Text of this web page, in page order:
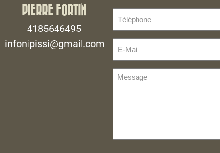
PIERRE FORTIN
4185646495
infonipissi@gmail.com
(Nécessaire)
Mail
Message